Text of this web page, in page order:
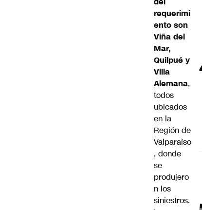
requerimi
ento son
Viña del
Mar,
Quilpué y
Villa
Alemana,
todos
ubicados
en la
Región de
Valparaíso
, donde
se
produjero
n los
siniestros.